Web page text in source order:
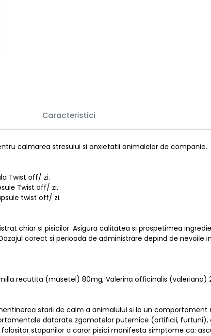
Caracteristici
calmarea stresului si anxietatii animalelor de companie.
Twist off/ zi.
Twist off/ zi.
twist off/ zi.
chiar si pisicilor. Asigura calitatea si prospetimea
corect si perioada de administrare depind de nevoile
recutita (musetel) 80mg, Valerina officinalis (valeriana)
starii de calm a animalului si la un comportament
datorate zgomotelor puternice (artificii, furtuni),
stapanilor a caror pisici manifesta simptome ca: